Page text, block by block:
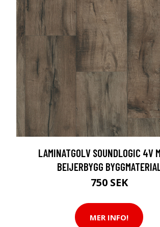
LAMINATGOLV SOUNDLOGIC 4V
BEIJERBYGG
750 SEK
MER INFO!